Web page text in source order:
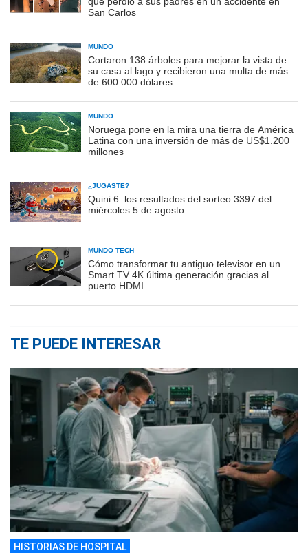
San Carlos
MUNDO
Cortaron 138 árboles para mejorar la vista de
su casa al lago y recibieron una multa de más
de 600.000 dólares
MUNDO
Noruega pone en la mira una tierra de América
Latina con una inversión de más de US$1.200
millones
¿JUGASTE?
Quini 6: los resultados del sorteo 3397 del
miércoles 5 de agosto
MUNDO TECH
Cómo transformar tu antiguo televisor en un
Smart TV 4K última generación gracias al
puerto HDMI
TE PUEDE INTERESAR
HISTORIAS DE HOSPITAL